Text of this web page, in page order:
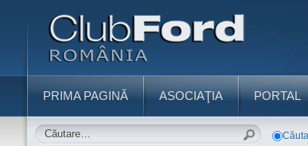
PRIMA PAGINĂ ASOCIAŢIA PORTAL